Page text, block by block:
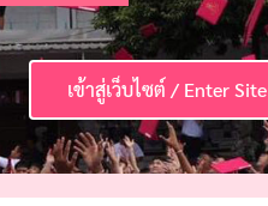
เข้าสู่เว็บไซต์ / Enter Site